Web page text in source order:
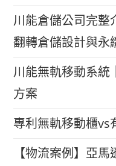
川能倉儲公司完整
翻轉倉儲設計與永
川能無軌移動系統
方案
專利無軌移動櫃vs
【物流案例】亞